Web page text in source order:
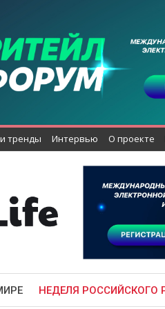
тренды Интервью О проекте
НЕДЕЛЯ РОССИЙСКОГО